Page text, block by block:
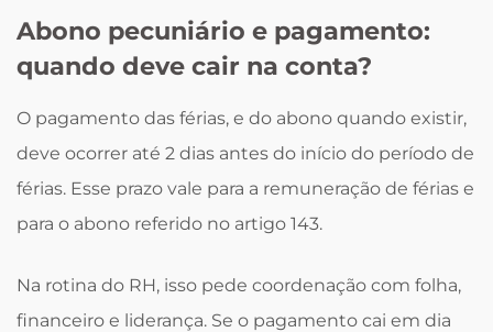
Abono pecuniário e pagamento:
quando deve cair na conta?
O pagamento das férias, e do abono quando existir,
deve ocorrer até 2 dias antes do início do período de
férias. Esse prazo vale para a remuneração de férias e
para o abono referido no artigo 143.
Na rotina do RH, isso pede coordenação com folha,
financeiro e liderança. Se o pagamento cai em dia